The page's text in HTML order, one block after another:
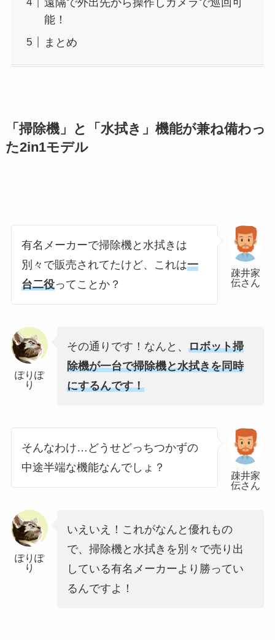
能！
まとめ
「 掃除機」と「水拭き」機能が兼ね備わっ
た2in1モデル
疎井家
伝さん
有名メーカーで掃除機と水拭きは
別々で販売されてたけど、これは一
台二役ってことか？
ぽりぽ
り
その通りです！なんと、ロボット掃
除機が一台で掃除機と水拭きを同時
にするんです！
疎井家
伝さん
そんなわけ…どうせどっちつかずの
中途半端な機能なんでしょ？
ぽりぽ
り
いえいえ！これがなんと優れもの
で、掃除機と水拭きを別々で売り出
している有名メーカーより勝ってい
るんですよ！